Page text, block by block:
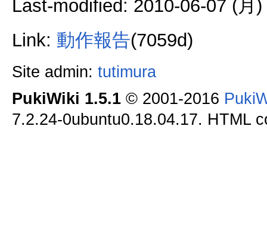
Last-modified: 2010-06-07 (月
Link: 動作報告(7059d)
Site admin: tutimura
PukiWiki 1.5.1© 2001-2016
7.2.24-0ubuntu0.18.04.17. HTML